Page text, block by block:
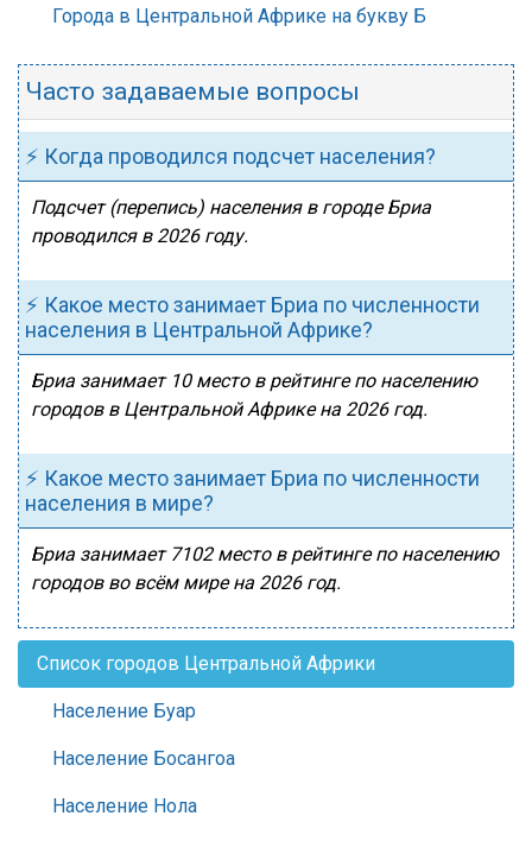
Города в Центральной Африке на букву Б
Часто задаваемые вопросы
⚡ Когда проводился подсчет населения?
Подсчет (перепись) населения в городе Бриа
проводился в 2026 году.
⚡ Какое место занимает Бриа по численности
населения в Центральной Африке?
Бриа занимает 10 место в рейтинге по населению
городов в Центральной Африке на 2026 год.
⚡ Какое место занимает Бриа по численности
населения в мире?
Бриа занимает 7102 место в рейтинге по населению
городов во всём мире на 2026 год.
Список городов Центральной Африки
Население Буар
Население Босангоа
Население Нола